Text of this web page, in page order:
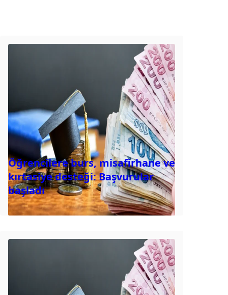
Öğrencilere burs, misafirhane ve
kırtasiye desteği: Başvurular
başladı